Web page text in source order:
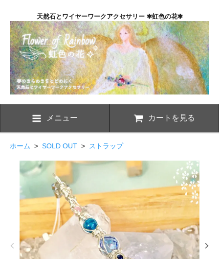
天然石とワイヤーワークアクセサリー ✱虹色の花✱
メニュー カートを見る
ホーム > SOLD OUT > ストラップ